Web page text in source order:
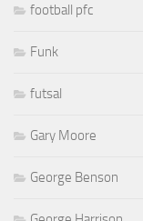
football pfc
Funk
futsal
Gary Moore
George Benson